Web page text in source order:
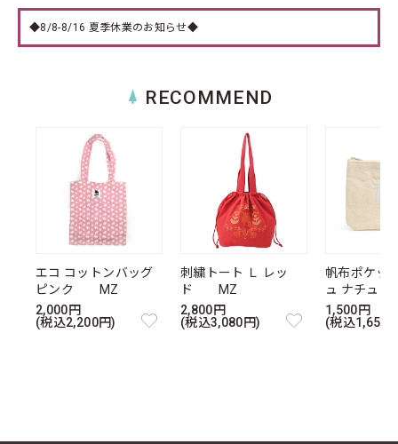
◆8/8-8/16 夏季休業のお知らせ◆
RECOMMEND
エコ コットンバッグ
ピンク MZ
2,000円
(税込2,200円)
刺繍トート Ｌ レッ
ド MZ
2,800円
(税込3,080円)
帆布ポケッ
ュ ナチュ
1,500円
(税込1,650